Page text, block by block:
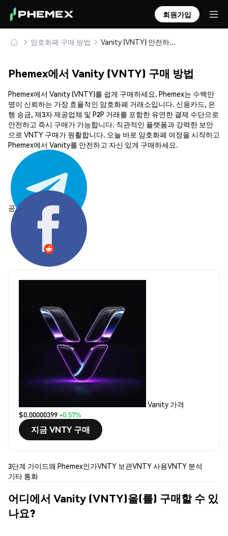
회원가입
암호화폐 구매 방법 Vanity (VNTY) 안전하게 구매 및 보관
Phemex에서 Vanity (VNTY) 구매 방법
Phemex에서 Vanity (VNTY)를 쉽게 구매하세요. Phemex는 수백만
명이 신뢰하는 가장 효율적인 암호화폐 거래소입니다. 신용카드, 은
행 송금, 제3자 제공업체 및 P2P 거래를 포함한 유연한 결제 수단으로
안전하고 즉시 구매가 가능합니다. 직관적인 플랫폼과 강력한 보안
으로 VNTY 구매가 원활합니다. 오늘 바로 암호화폐 여정을 시작하고
Phemex에서 Vanity를 안전하고 자신 있게 구매하세요.
공유하기:
Vanity 가격
$0.00000399+0.57%
지금 VNTY 구매
3단계 가이드왜 Phemex인가VNTY 보관VNTY 사용VNTY 분석
기타 통화
어디에서 Vanity (VNTY)을(를) 구매할 수 있
나요?